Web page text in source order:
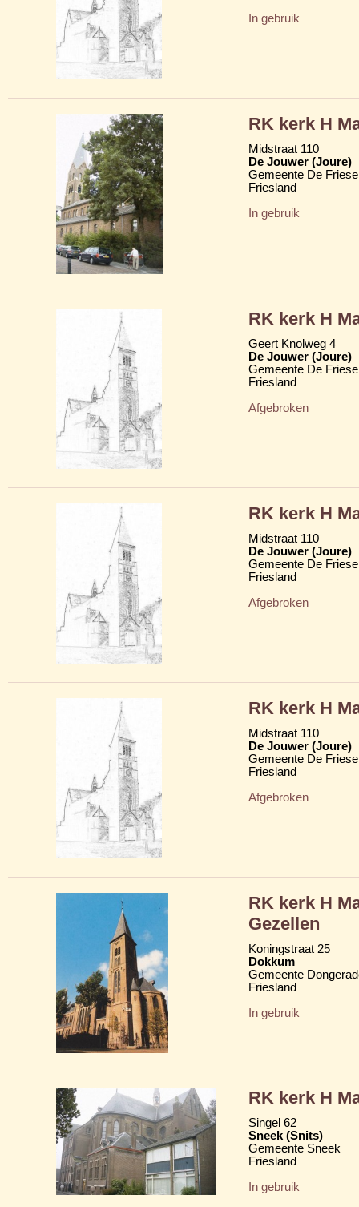
In gebruik
RK kerk H
Midstraat 110
De Jouwer (Joure)
Gemeente De
Friesland
In gebruik
RK kerk H
Geert Knolweg 4
De Jouwer (Joure)
Gemeente De
Friesland
Afgebroken
RK kerk H
Midstraat 110
De Jouwer (Joure)
Gemeente De
Friesland
Afgebroken
RK kerk H
Midstraat 110
De Jouwer (Joure)
Gemeente De
Friesland
Afgebroken
RK kerk H
Gezellen
Koningstraat 25
Dokkum
Gemeente
Friesland
In gebruik
RK kerk H
Singel 62
Sneek (Snits)
Gemeente Sneek
Friesland
In gebruik